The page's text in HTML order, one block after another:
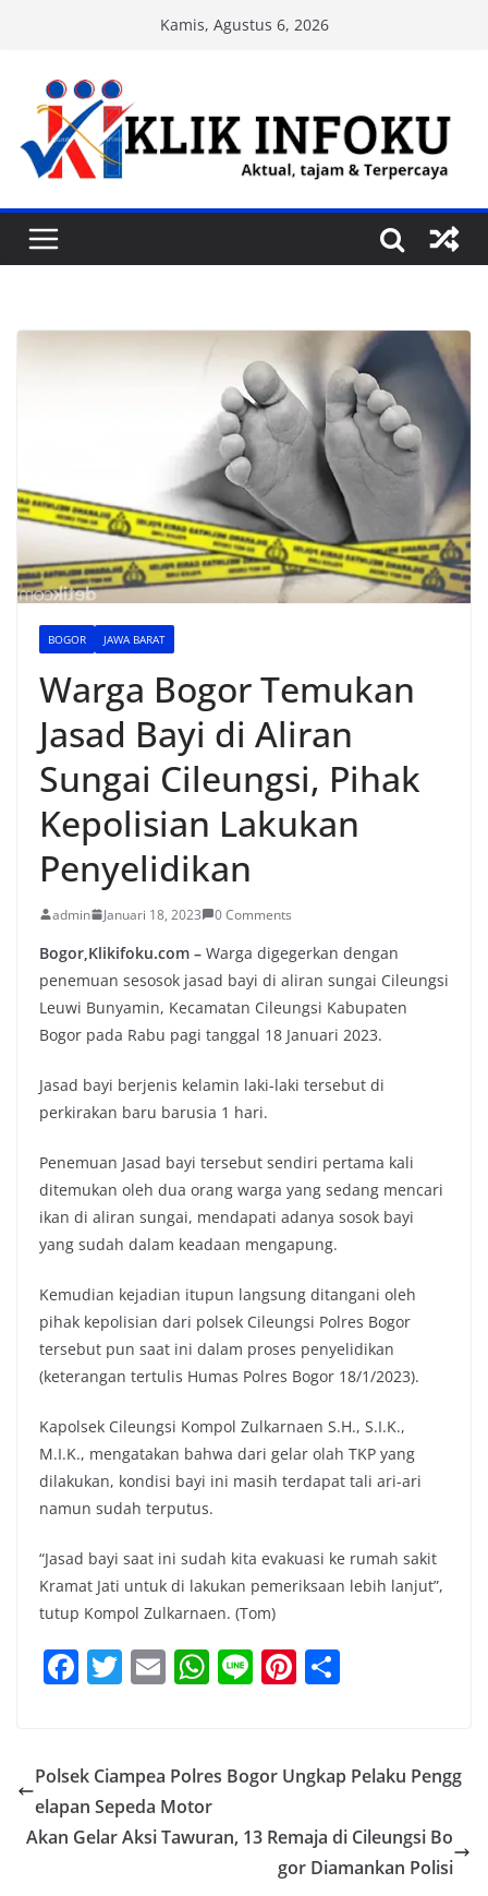
content
Kamis, Agustus 6, 2026
BOGOR JAWA BARAT
Warga Bogor Temukan
Jasad Bayi di Aliran
Sungai Cileungsi, Pihak
Kepolisian Lakukan
Penyelidikan
admin Januari 18, 2023 0 Comments
Bogor,Klikifoku.com – Warga digegerkan dengan
penemuan sesosok jasad bayi di aliran sungai Cileungsi
Leuwi Bunyamin, Kecamatan Cileungsi Kabupaten
Bogor pada Rabu pagi tanggal 18 Januari 2023.
Jasad bayi berjenis kelamin laki-laki tersebut di
perkirakan baru barusia 1 hari.
Penemuan Jasad bayi tersebut sendiri pertama kali
ditemukan oleh dua orang warga yang sedang mencari
ikan di aliran sungai, mendapati adanya sosok bayi
yang sudah dalam keadaan mengapung.
Kemudian kejadian itupun langsung ditangani oleh
pihak kepolisian dari polsek Cileungsi Polres Bogor
tersebut pun saat ini dalam proses penyelidikan
(keterangan tertulis Humas Polres Bogor 18/1/2023).
Kapolsek Cileungsi Kompol Zulkarnaen S.H., S.I.K.,
M.I.K., mengatakan bahwa dari gelar olah TKP yang
dilakukan, kondisi bayi ini masih terdapat tali ari-ari
namun sudah terputus.
“Jasad bayi saat ini sudah kita evakuasi ke rumah sakit
Kramat Jati untuk di lakukan pemeriksaan lebih lanjut”,
tutup Kompol Zulkarnaen. (Tom)
F
a
e
b
o
T
w
er
E
m
l
W
h
s
A
p
Li
n
Pi
nt
e e
Polsek Ciampea Polres Bogor Ungkap Pelaku Pengg
elapan Sepeda Motor
Akan Gelar Aksi Tawuran, 13 Remaja di Cileungsi Bo
gor Diamankan Polisi